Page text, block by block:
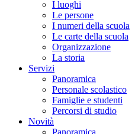
I luoghi
Le persone
I numeri della scuola
Le carte della scuola
Organizzazione
La storia
Servizi
Panoramica
Personale scolastico
Famiglie e studenti
Percorsi di studio
Novità
Panoramica